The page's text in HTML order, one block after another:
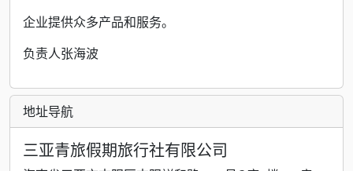
企业提供众多产品和服务。
负责人张海波
地址导航
三亚青旅假期旅行社有限公司